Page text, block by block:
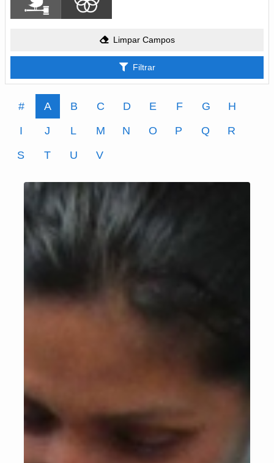
Limpar Campos
Filtrar
# A B C D E F G
H
I
J L M N O P Q
R
S
T U V